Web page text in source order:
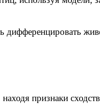
признаки